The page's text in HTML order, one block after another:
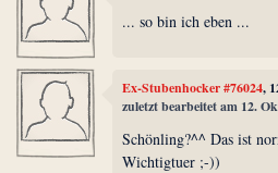
... so bin ich eben ...
Ex-Stubenhocker #76024,
zuletzt bearbeitet am 12.
Schönling?^^ Das ist
Wichtigtuer ;-))